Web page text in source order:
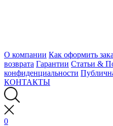
О компании Как оформить
возврата Гарантии Статьи &
конфиденциальности
КОНТАКТЫ
0